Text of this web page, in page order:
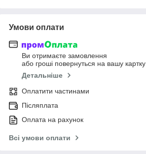
Умови оплати
Ви отримаєте замовлення
або гроші повернуться на вашу картку
Детальніше
Оплатити частинами
Післяплата
Оплата на рахунок
Всі умови оплати